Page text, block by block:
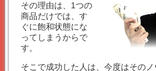
その理由は、1つの
商品だけでは、す
ぐに飽和状態にな
ってしまうからで
す。
そこで成功した人は、今度はその